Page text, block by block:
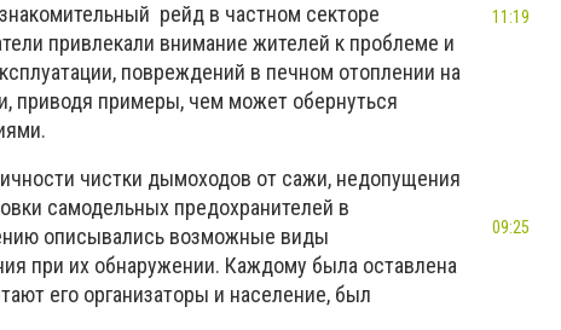
рейд в частном секторе
привлекали внимание жителей к проблеме и
повреждений в печном отоплении на
приводя примеры, чем может обернуться
чистки дымоходов от сажи, недопущения
самодельных предохранителей в
описывались возможные виды
при их обнаружении. Каждому была оставлена
его организаторы и население, был
11:19
09:25